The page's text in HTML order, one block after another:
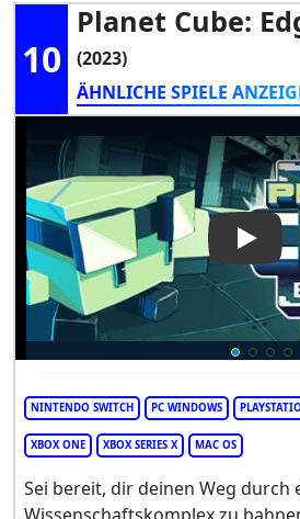
10
Planet Cube:
(2023)
ÄHNLICHE SPIELE
Play
NINTENDO SWITCH PC WINDOWS
XBOX ONE XBOX SERIES X MAC OS
Sei bereit, dir deinen Weg durch